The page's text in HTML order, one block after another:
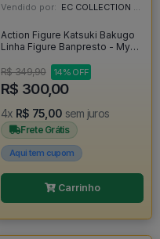
Vendido por: EC COLLECTION - SP
Action Figure Katsuki Bakugo
Linha Figure Banpresto - My
Academia
R$ 349,90 14% OFF
R$ 300,00
4x R$ 75,00 sem juros
Frete Grátis
Aqui tem cupom
Carrinho